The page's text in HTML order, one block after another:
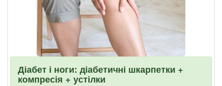
Діабет і ноги: діабетичні шкарпетки +
компресія + устілки